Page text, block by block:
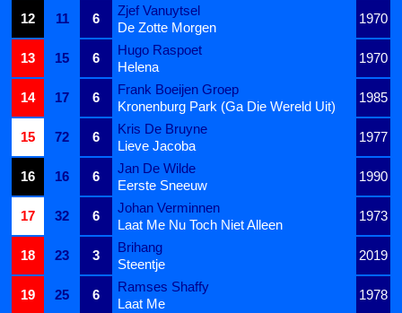
12
11 6
Zjef Vanuytsel
1970
De Zotte Morgen
13
15 6
Hugo Raspoet
1970
Helena
14
17 6
Frank Boeijen Groep
1985
Kronenburg Park (Ga Die Wereld Uit)
15
72 6
Kris De Bruyne
1977
Lieve Jacoba
16
16 6
Jan De Wilde
1990
Eerste Sneeuw
17
32 6
Johan Verminnen
1973
Laat Me Nu Toch Niet Alleen
18
23 3
Brihang
2019
Steentje
19
25 6
Ramses Shaffy
1978
Laat Me